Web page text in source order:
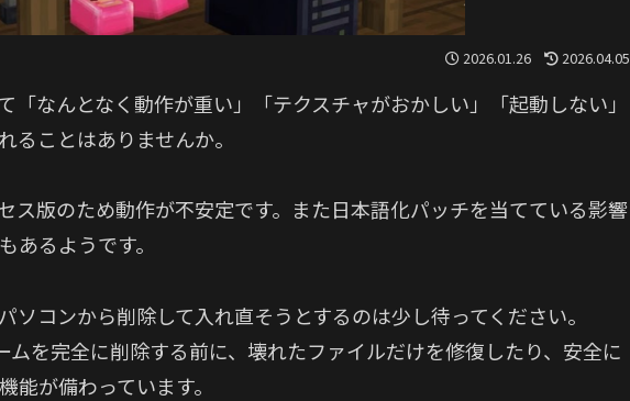
2026.01.26 2026.04.05
「なんとなく動作が重い」「テクスチャがおかしい」「起動しない」
ることはありませんか。
ス版のため動作が不安定です。また日本語化パッチを当てている影響
あるようです。
ソコンから削除して入れ直そうとするのは少し待ってください。
を完全に削除する前に、壊れたファイルだけを修復したり、安全に
能が備わっています。